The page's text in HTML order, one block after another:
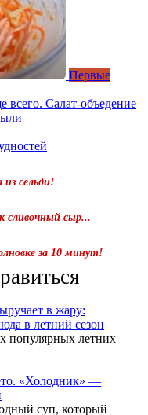
Первые
всего. Салат-объедение
сельди!
сливочный сыр...
за 10 минут!
в жару:
в летний сезон
популярных летних
«Холодник» —
суп, который